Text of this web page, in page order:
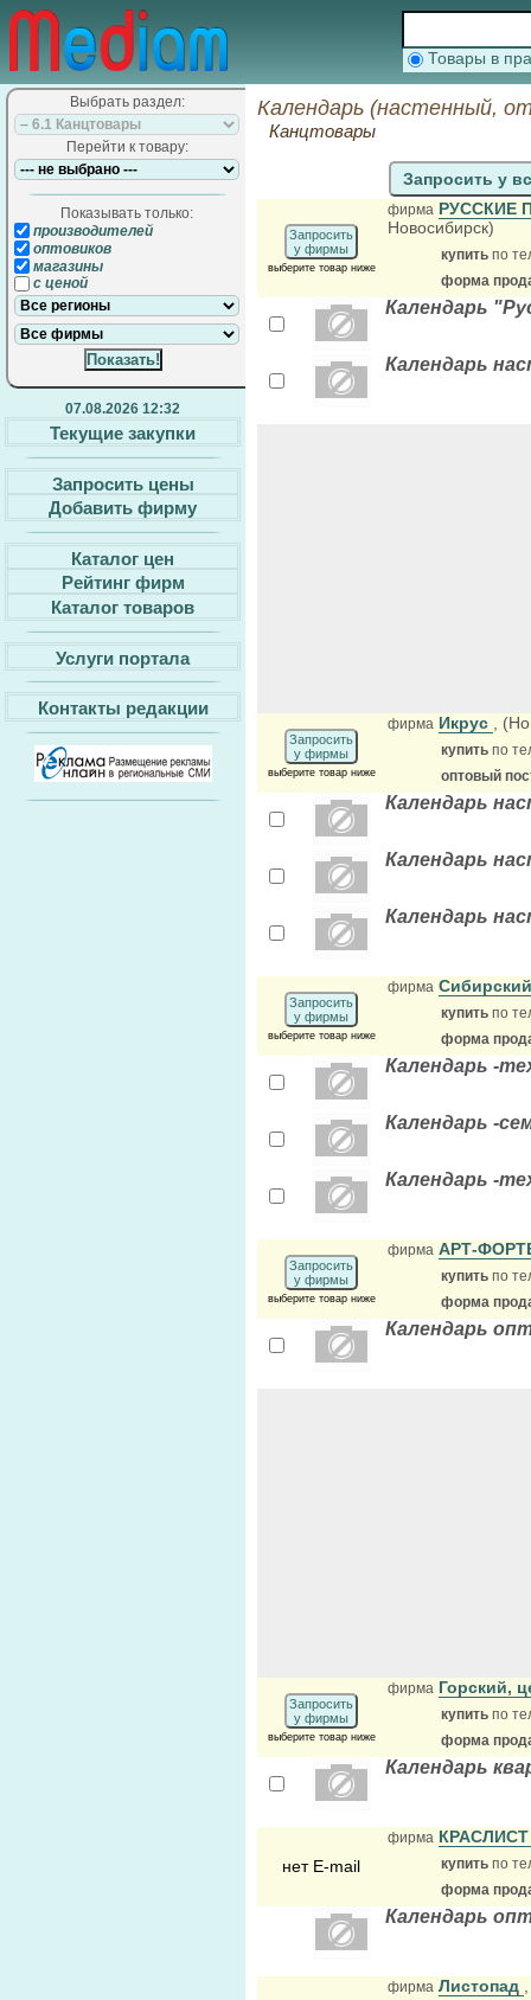
Товары в
Выбрать раздел:
Перейти к товару:
Показывать только:
производителей
оптовиков
магазины
с ценой
07.08.2026 12:32
Текущие закупки
Запросить цены
Добавить фирму
Каталог цен
Рейтинг фирм
Каталог товаров
Услуги портала
Контакты редакции
Календарь (настенный,
Канцтовары
Запросить у
Запросить
у фирмы
выберите товар ниже
фирма РУССКИЕ
Новосибирск)
купить по
форма
Календарь
Календарь
Запросить
у фирмы
выберите товар ниже
фирма Икрус ,
купить по
оптовый
Календарь
Календарь
Календарь
Запросить
у фирмы
выберите товар ниже
фирма
купить по
форма
Календарь -
Календарь -
Календарь -
Запросить
у фирмы
выберите товар ниже
фирма АРТ-
купить по
форма
Календарь
Запросить
у фирмы
выберите товар ниже
фирма Горский,
купить по
форма
Календарь
нет E-mail
фирма
купить по
форма
Календарь
фирма Листопад